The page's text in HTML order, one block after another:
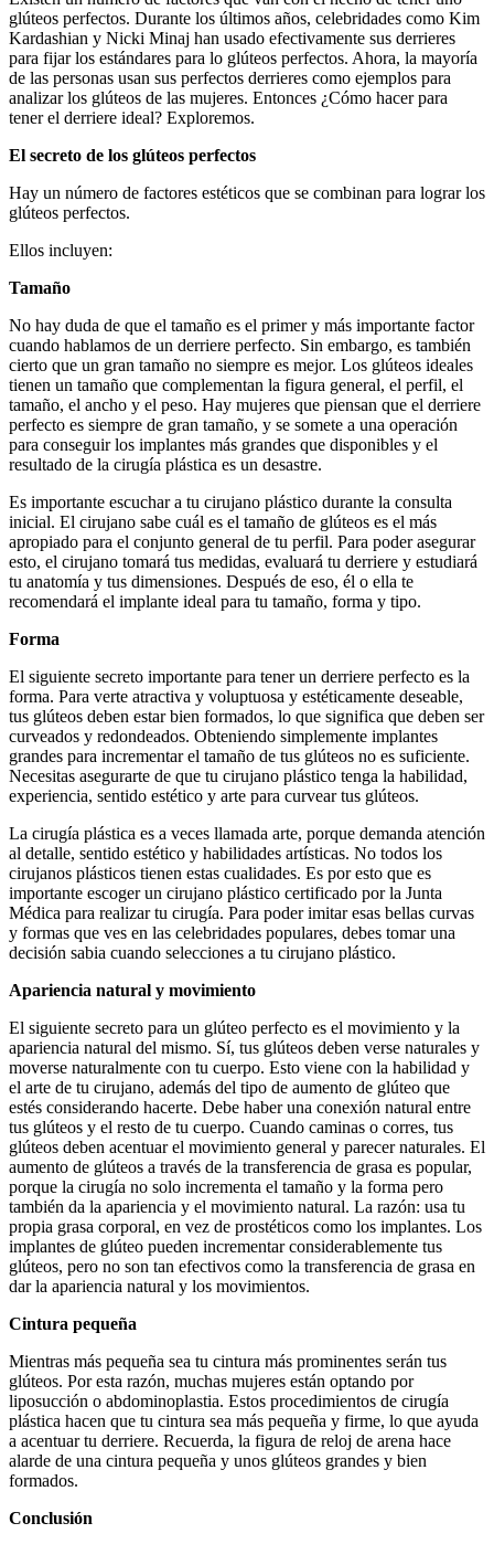
glúteos perfectos. Durante los últimos años, celebridades como Kim
Kardashian y Nicki Minaj han usado efectivamente sus derrieres
para fijar los estándares para lo glúteos perfectos. Ahora, la mayoría
de las personas usan sus perfectos derrieres como ejemplos para
analizar los glúteos de las mujeres. Entonces ¿Cómo hacer para
tener el derriere ideal? Exploremos.
El secreto de los glúteos perfectos
Hay un número de factores estéticos que se combinan para lograr los
glúteos perfectos.
Ellos incluyen:
Tamaño
No hay duda de que el tamaño es el primer y más importante factor
cuando hablamos de un derriere perfecto. Sin embargo, es también
cierto que un gran tamaño no siempre es mejor. Los glúteos ideales
tienen un tamaño que complementan la figura general, el perfil, el
tamaño, el ancho y el peso. Hay mujeres que piensan que el derriere
perfecto es siempre de gran tamaño, y se somete a una operación
para conseguir los implantes más grandes que disponibles y el
resultado de la cirugía plástica es un desastre.
Es importante escuchar a tu cirujano plástico durante la consulta
inicial. El cirujano sabe cuál es el tamaño de glúteos es el más
apropiado para el conjunto general de tu perfil. Para poder asegurar
esto, el cirujano tomará tus medidas, evaluará tu derriere y estudiará
tu anatomía y tus dimensiones. Después de eso, él o ella te
recomendará el implante ideal para tu tamaño, forma y tipo.
Forma
El siguiente secreto importante para tener un derriere perfecto es la
forma. Para verte atractiva y voluptuosa y estéticamente deseable,
tus glúteos deben estar bien formados, lo que significa que deben ser
curveados y redondeados. Obteniendo simplemente implantes
grandes para incrementar el tamaño de tus glúteos no es suficiente.
Necesitas asegurarte de que tu cirujano plástico tenga la habilidad,
experiencia, sentido estético y arte para curvear tus glúteos.
La cirugía plástica es a veces llamada arte, porque demanda atención
al detalle, sentido estético y habilidades artísticas. No todos los
cirujanos plásticos tienen estas cualidades. Es por esto que es
importante escoger un cirujano plástico certificado por la Junta
Médica para realizar tu cirugía. Para poder imitar esas bellas curvas
y formas que ves en las celebridades populares, debes tomar una
decisión sabia cuando selecciones a tu cirujano plástico.
Apariencia natural y movimiento
El siguiente secreto para un glúteo perfecto es el movimiento y la
apariencia natural del mismo. Sí, tus glúteos deben verse naturales y
moverse naturalmente con tu cuerpo. Esto viene con la habilidad y
el arte de tu cirujano, además del tipo de aumento de glúteo que
estés considerando hacerte. Debe haber una conexión natural entre
tus glúteos y el resto de tu cuerpo. Cuando caminas o corres, tus
glúteos deben acentuar el movimiento general y parecer naturales. El
aumento de glúteos a través de la transferencia de grasa es popular,
porque la cirugía no solo incrementa el tamaño y la forma pero
también da la apariencia y el movimiento natural. La razón: usa tu
propia grasa corporal, en vez de prostéticos como los implantes. Los
implantes de glúteo pueden incrementar considerablemente tus
glúteos, pero no son tan efectivos como la transferencia de grasa en
dar la apariencia natural y los movimientos.
Cintura pequeña
Mientras más pequeña sea tu cintura más prominentes serán tus
glúteos. Por esta razón, muchas mujeres están optando por
liposucción o abdominoplastia. Estos procedimientos de cirugía
plástica hacen que tu cintura sea más pequeña y firme, lo que ayuda
a acentuar tu derriere. Recuerda, la figura de reloj de arena hace
alarde de una cintura pequeña y unos glúteos grandes y bien
formados.
Conclusión